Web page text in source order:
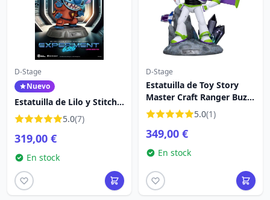
D-Stage
Nuevo
Estatuilla de Lilo y Stitch
Master Craft Experiment
626 39 cm - Disney
Mastercraft
5.0(7)
319,00 €
En stock
D-Stage
Estatuilla de Toy Story
Master Craft Ranger Buzz
Lightyear 34 cm - Disney
Pixar Mastercraft
5.0(1)
349,00 €
En stock